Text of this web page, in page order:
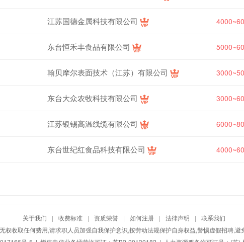
江苏国德金属科技有限公司
东台恒禾丰食品有限公司
翰贝摩尔表面技术（江苏）有限公司
东台大众农牧科技有限公司
江苏银锡高温线缆有限公司
东台世纪红食品科技有限公司
关于我们 | 收费标准 | 资质荣誉 | 如何注册 | 法律声明 |
联系我们
权收取任何费用,请求职人员加强自我保护意识,按劳动法规保护自身权益,警惕虚假招聘,避